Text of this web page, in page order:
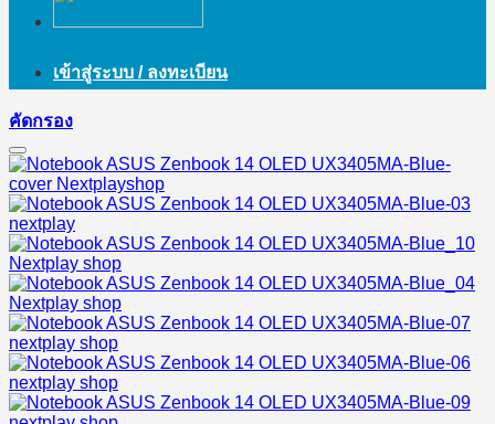
เข้าสู่ระบบ / ลงทะเบียน
คัดกรอง